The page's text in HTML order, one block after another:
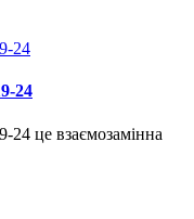
24
це взаємозамінна